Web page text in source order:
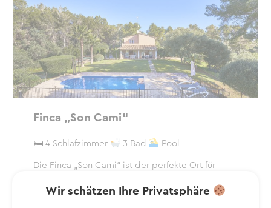
Finca „Son Cami“
🛏 4 Schlafzimmer 3 Bad
Pool
Die Finca „Son Cami“ ist der perfekte Ort für
liegt nur wenige Autominuten vom charmanten
Wir schätzen Ihre Privatsphäre